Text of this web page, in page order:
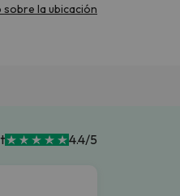
la ubicación
4.4/5